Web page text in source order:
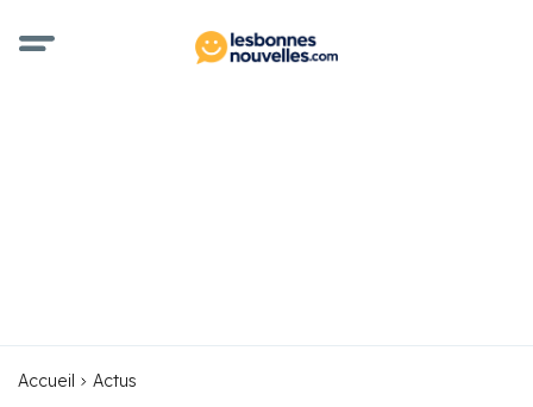
Accueil Actus